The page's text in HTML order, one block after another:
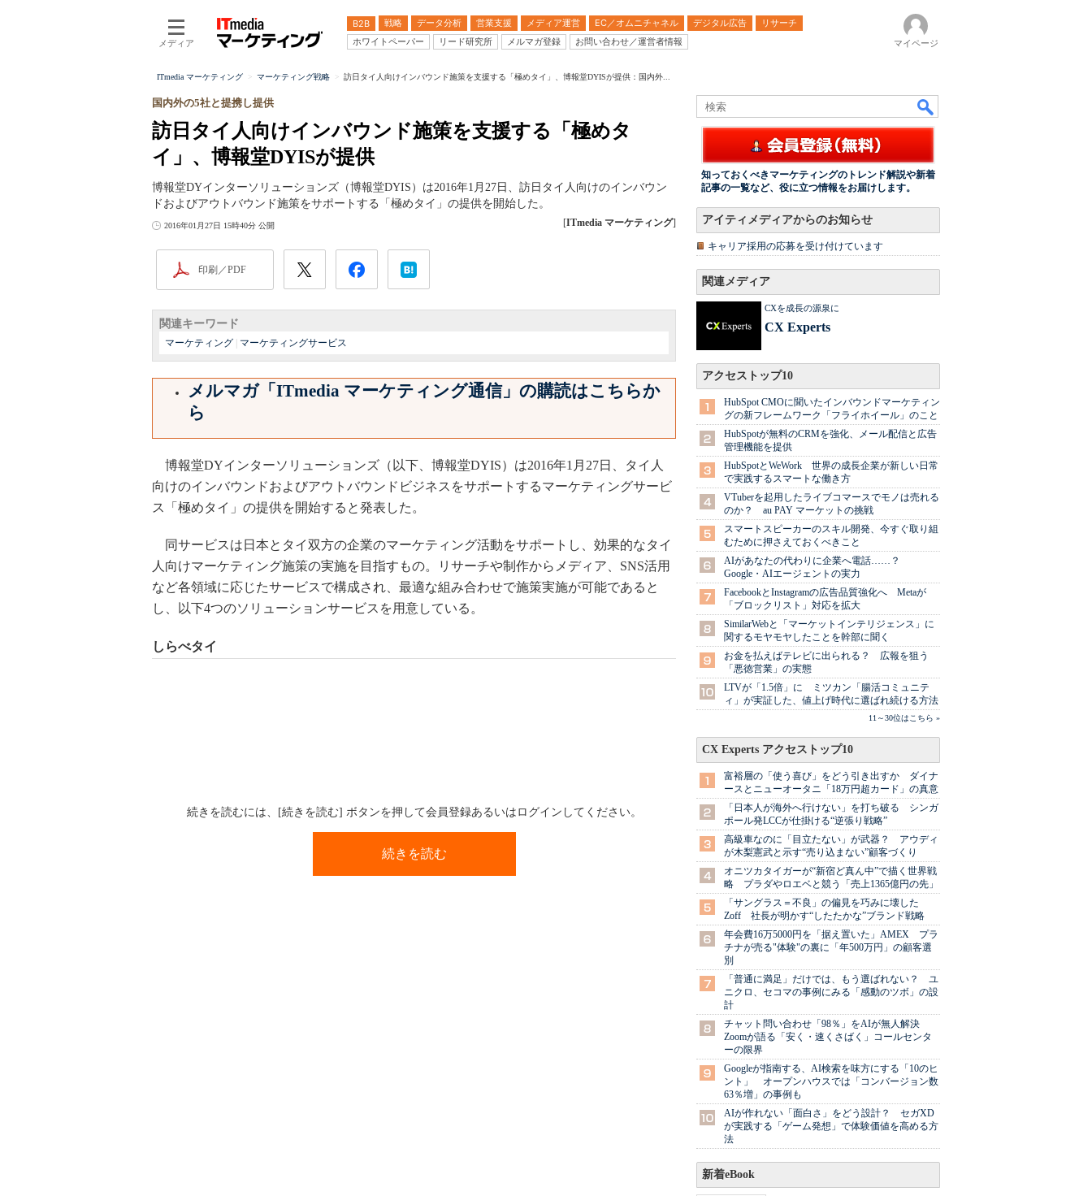
メディア
B2B 戦略 データ分析 営業支援 メディア運営 EC／オムニチャネル デジタル広告
リサーチ
ホワイトペーパー
リード研究所 メルマガ登録 お問い合わせ／運営者情報 マイページ
ITmedia マーケティング マーケティング戦略 訪日タイ人向けインバウンド施策を支援する「極めタイ」、博報堂DYISが提供：国内外...
訪日タイ人向けインバウンド施策を支援する「極めタ
イ」、博報堂DYISが提供
国内外の5社と提携し提供
博報堂DYインターソリューションズ（博報堂DYIS）は2016年1月27日、訪日タイ人向けのインバウン
ドおよびアウトバウンド施策をサポートする「極めタイ」の提供を開始した。
2016年01月27日 15時40分 公開 [ITmedia マーケティング]
印刷／PDF
関連キーワード
マーケティング マーケティングサービス
メルマガ「ITmedia マーケティング通信」の購読はこちらか
ら
博報堂DYインターソリューションズ（以下、博報堂DYIS）は2016年1月27日、タイ人
向けのインバウンドおよびアウトバウンドビジネスをサポートするマーケティングサービ
ス「極めタイ」の提供を開始すると発表した。
同サービスは日本とタイ双方の企業のマーケティング活動をサポートし、効果的なタイ
人向けマーケティング施策の実施を目指すもの。リサーチや制作からメディア、SNS活用
など各領域に応じたサービスで構成され、最適な組み合わせで施策実施が可能であると
し、以下4つのソリューションサービスを用意している。
しらべタイ
続きを読むには、[続きを読む] ボタンを押して会員登録あるいはログインしてください。
続きを読む
知っておくべきマーケティングのトレンド解説や新着
記事の一覧など、役に立つ情報をお届けします。
アイティメディアからのお知らせ
キャリア採用の応募を受け付けています
関連メディア
CXを成長の源泉に
CX Experts
アクセストップ10
HubSpot CMOに聞いたインバウンドマーケティン
グの新フレームワーク「フライホイール」のこと
HubSpotが無料のCRMを強化、メール配信と広告
管理機能を提供
HubSpotとWeWork 世界の成長企業が新しい日常
で実践するスマートな働き方
VTuberを起用したライブコマースでモノは売れる
のか？ au PAY マーケットの挑戦
スマートスピーカーのスキル開発、今すぐ取り組
むために押さえておくべきこと
AIがあなたの代わりに企業へ電話……？
Google・AIエージェントの実力
FacebookとInstagramの広告品質強化へ Metaが
「ブロックリスト」対応を拡大
SimilarWebと「マーケットインテリジェンス」に
関するモヤモヤしたことを幹部に聞く
お金を払えばテレビに出られる？ 広報を狙う
「悪徳営業」の実態
LTVが「1.5倍」に ミツカン「腸活コミュニテ
ィ」が実証した、値上げ時代に選ばれ続ける方法
11～30位はこちら »
CX Experts アクセストップ10
富裕層の「使う喜び」をどう引き出すか ダイナ
ースとニューオータニ「18万円超カード」の真意
「日本人が海外へ行けない」を打ち破る シンガ
ポール発LCCが仕掛ける“逆張り戦略”
高級車なのに「目立たない」が武器？ アウディ
が木梨憲武と示す“売り込まない”顧客づくり
オニツカタイガーが“新宿ど真ん中”で描く世界戦
略 プラダやロエベと競う「売上1365億円の先」
「サングラス＝不良」の偏見を巧みに壊した
Zoff 社長が明かす“したたかな”ブランド戦略
年会費16万5000円を「据え置いた」AMEX プラ
チナが売る"体験"の裏に「年500万円」の顧客選
別
「普通に満足」だけでは、もう選ばれない？ ユ
ニクロ、セコマの事例にみる「感動のツボ」の設
計
チャット問い合わせ「98％」をAIが無人解決
Zoomが語る「安く・速くさばく」コールセンタ
ーの限界
Googleが指南する、AI検索を味方にする「10のヒ
ント」 オープンハウスでは「コンバージョン数
63％増」の事例も
AIが作れない「面白さ」をどう設計？ セガXD
が実践する「ゲーム発想」で体験価値を高める方
法
新着eBook